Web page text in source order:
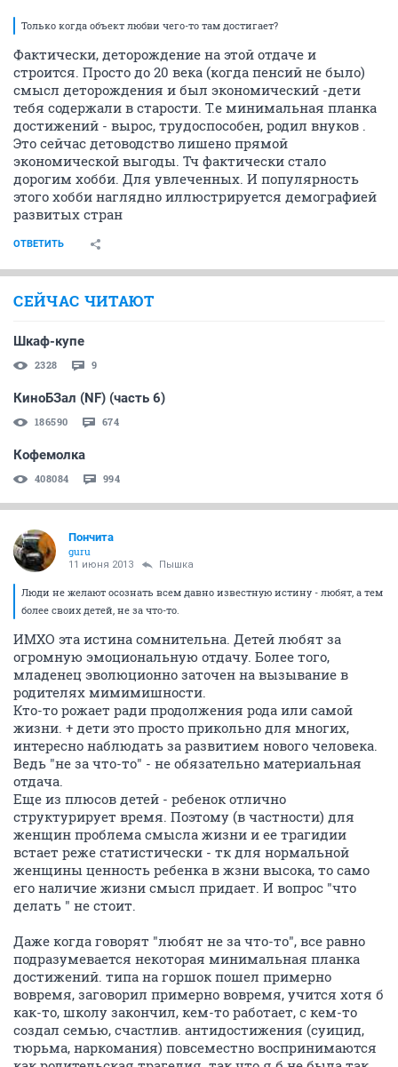
Только когда объект любви чего-то там достигает?
Фактически, деторождение на этой отдаче и
строится. Просто до 20 века (когда пенсий не было)
смысл деторождения и был экономический -дети
тебя содержали в старости. Т.е минимальная планка
достижений - вырос, трудоспособен, родил внуков .
Это сейчас детоводство лишено прямой
экономической выгоды. Тч фактически стало
дорогим хобби. Для увлеченных. И популярность
этого хобби наглядно иллюстрируется демографией
развитых стран
ОТВЕТИТЬ
СЕЙЧАС ЧИТАЮТ
Шкаф-купе
2328 9
КиноБЗал (NF) (часть 6)
186590 674
Кофемолка
408084 994
Пончита
guru
11 июня 2013 Пышка
Люди не желают осознать всем давно известную истину - любят, а тем
более своих детей, не за что-то.
ИМХО эта истина сомнительна. Детей любят за
огромную эмоциональную отдачу. Более того,
младенец эволюционно заточен на вызывание в
родителях мимимишности.
Кто-то рожает ради продолжения рода или самой
жизни. + дети это просто прикольно для многих,
интересно наблюдать за развитием нового человека.
Ведь "не за что-то" - не обязательно материальная
отдача.
Еще из плюсов детей - ребенок отлично
структурирует время. Поэтому (в частности) для
женщин проблема смысла жизни и ее трагидии
встает реже статистически - тк для нормальной
женщины ценность ребенка в жзни высока, то само
его наличие жизни смысл придает. И вопрос "что
делать " не стоит.
Даже когда говорят "любят не за что-то", все равно
подразумевается некоторая минимальная планка
достижений. типа на горшок пошел примерно
вовремя, заговорил примерно вовремя, учится хотя б
как-то, школу закончил, кем-то работает, с кем-то
создал семью, счастлив. антидостижения (суицид,
тюрьма, наркомания) повсеместно воспринимаются